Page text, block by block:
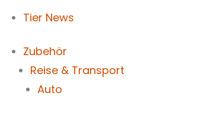
Tier News
Zubehör
Reise & Transport
Auto